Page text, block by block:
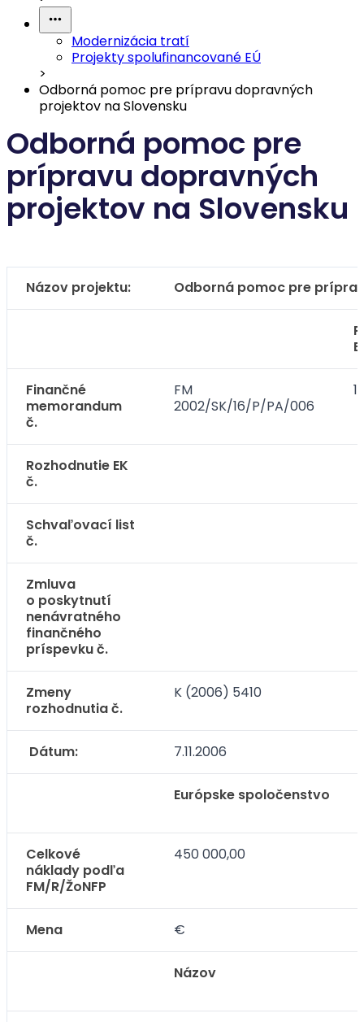
Modernizácia tratí
Projekty spolufinancované EÚ
>
Odborná pomoc pre prípravu dopravných
projektov na Slovensku
Odborná pomoc pre
prípravu dopravných
projektov na Slovensku
Názov projektu: Odborná pomoc pre
Finančné
memorandum
č.
FM
2002/SK/16/P/PA/006
Rozhodnutie EK
č.
Schvaľovací list
č.
Zmluva
o poskytnutí
nenávratného
finančného
príspevku č.
Zmeny
rozhodnutia č.
K (2006) 5410
Dátum: 7.11.2006
Európske spoločenstvo
Celkové
náklady podľa
FM/R/ŽoNFP
450 000,00
Mena €
Názov